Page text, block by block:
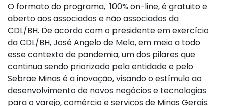
O formato do programa, 100% on-line, é gratuito e
aberto aos associados e não associados da
CDL/BH. De acordo com o presidente em exercício
da CDL/BH, José Angelo de Melo, em meio a todo
esse contexto de pandemia, um dos pilares que
continua sendo priorizado pela entidade e pelo
Sebrae Minas é a inovação, visando o estímulo ao
desenvolvimento de novos negócios e tecnologias
para o varejo, comércio e serviços de Minas Gerais.